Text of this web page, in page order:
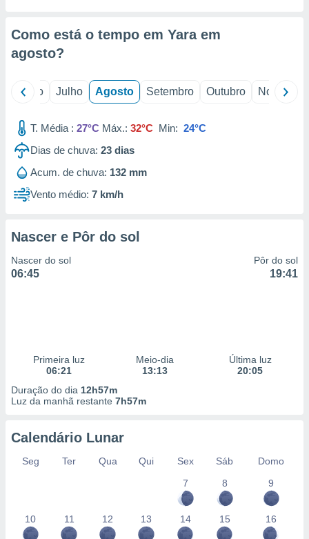
através
estudos
de
Como está o tempo em Yara em
agosto?
Junho Julho Agosto Setembro Outubro Novembro
T. Média : 27°C Máx.: 32°C Min: 24°C
Dias de chuva: 23 dias
Acum. de chuva: 132 mm
Vento médio: 7 km/h
Nascer e Pôr do sol
Nascer do sol
06:45
Pôr do sol
19:41
Primeira luz
06:21
Meio-dia
13:13
Última luz
20:05
Duração do dia 12h57m
Luz da manhã restante 7h57m
Calendário Lunar
Seg Ter Qua Qui Sex Sáb
Domo
7
8 9
10 11 12 13 14 15 16